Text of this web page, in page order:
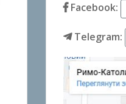
Facebook:
Telegram: